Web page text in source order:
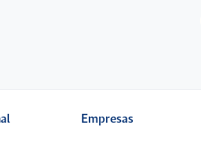
Empresas